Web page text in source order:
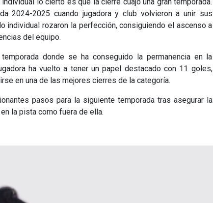
lo cierto es que la cierre cuajó una gran temporada.
2024-2025 cuando jugadora y club volvieron a unir sus
individual rozaron la perfección, consiguiendo el ascenso a
del equipo.
donde se ha conseguido la permanencia en la
ha vuelto a tener un papel destacado con 11 goles,
en una de las mejores cierres de la categoría.
pasos para la siguiente temporada tras asegurar la
la pista como fuera de ella.